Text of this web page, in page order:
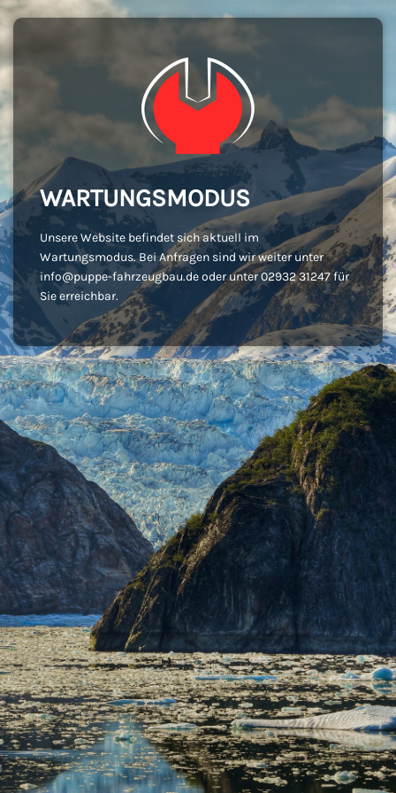
WARTUNGSMODUS
Unsere Website befindet sich aktuell im
Wartungsmodus. Bei Anfragen sind wir weiter unter
info@puppe-fahrzeugbau.de oder unter 02932 31247 für
Sie erreichbar.